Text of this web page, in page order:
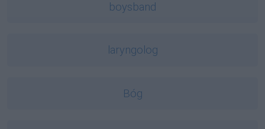
boysband
laryngolog
Bóg